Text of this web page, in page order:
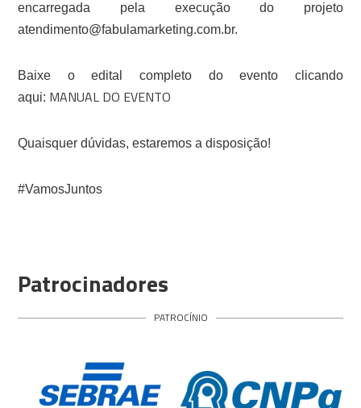
encarregada pela execução do projeto
atendimento@fabulamarketing.com.br.
Baixe o edital completo do evento clicando
aqui: MANUAL DO EVENTO
Quaisquer dúvidas, estaremos a disposição!
#VamosJuntos
Patrocinadores
PATROCÍNIO